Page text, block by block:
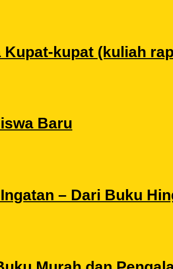
kupat (kuliah
Baru
– Dari Buku